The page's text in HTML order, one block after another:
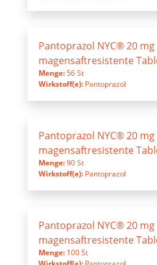
Pantoprazol NYC® 20 mg
magensaftresistente
Menge:56 St
Wirkstoff(e): Pantoprazol
Pantoprazol NYC® 20 mg
magensaftresistente
Menge:90 St
Wirkstoff(e): Pantoprazol
Pantoprazol NYC® 20 mg
magensaftresistente
Menge: 100 St